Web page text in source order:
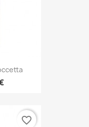
favorite_border